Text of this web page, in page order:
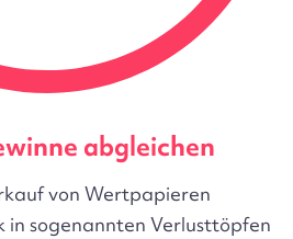
abgleichen
von Wertpapieren
in sogenannten Verlusttöpfen